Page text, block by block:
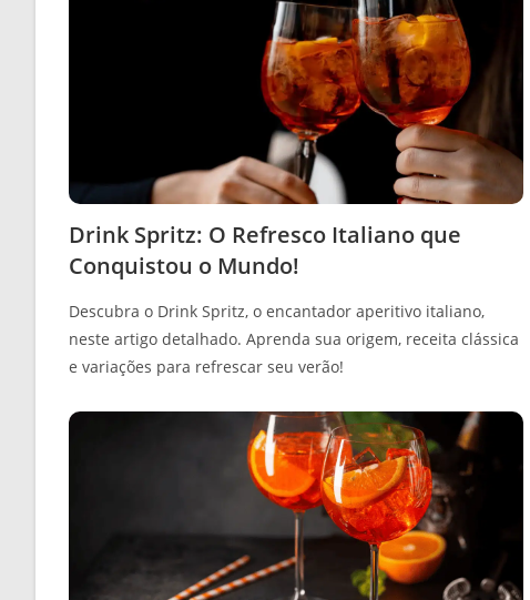
Drink Spritz: O Refresco Italiano que
Conquistou o Mundo!
Descubra o Drink Spritz, o encantador aperitivo italiano,
neste artigo detalhado. Aprenda sua origem, receita clássica
e variações para refrescar seu verão!